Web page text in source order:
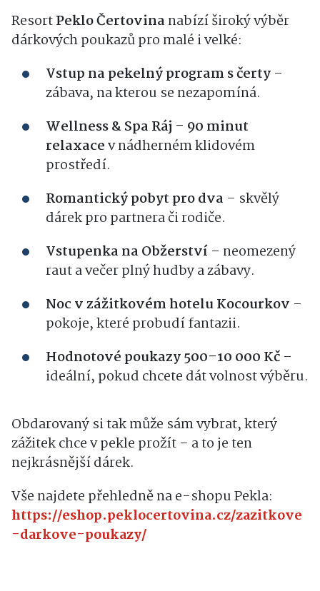
ResortPeklo Čertovina nabízí široký výběr
dárkových poukazů pro malé i velké:
Vstup na pekelný program s čerty –
zábava, na kterou se nezapomíná.
Wellness & Spa Ráj – 90 minut
relaxacev nádherném klidovém
prostředí.
Romantický pobyt pro dva – skvělý
dárek pro partnera či rodiče.
Vstupenka na Obžerství – neomezený
raut a večer plný hudby a zábavy.
Noc v zážitkovém hotelu Kocourkov –
pokoje, které probudí fantazii.
Hodnotové poukazy 500–10 000 Kč –
ideální, pokud chcete dát volnost výběru.
Obdarovaný si tak může sám vybrat, který
zážitek chce v pekle prožít – a to je ten
nejkrásnější dárek.
Vše najdete přehledně na e-shopu Pekla:
https://eshop.peklocertovina.cz/zazitkove
-darkove-poukazy/